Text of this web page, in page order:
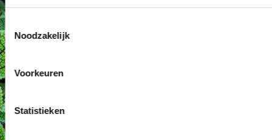
Toestemmingsselectie
Noodzakelijk
Voorkeuren
Statistieken